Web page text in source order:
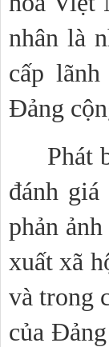
nhân là
cấp
Đảng
Phát
đánh
phản
xuất xã
và trong
của